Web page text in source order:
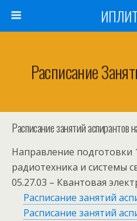
Расписание
Расписание занятий
Направление подготовки
радиотехника и системы
05.27.03 – Квантовая
Расписание занятий
Расписание занятий